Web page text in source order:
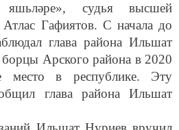
яшьләре», судья высшей
Гафиятов. С начала до
глава района Ильшат
Арского района в 2020
место в республике. Эту
глава района Ильшат